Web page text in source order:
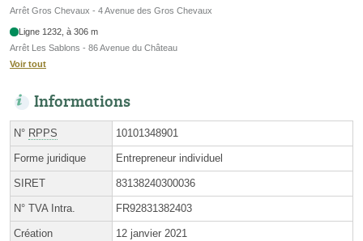
Arrêt Gros Chevaux - 4 Avenue des Gros Chevaux
Ligne 1232, à 306 m
Arrêt Les Sablons - 86 Avenue du Château
Voir tout
Informations
N° RPPS 10101348901
Forme juridique Entrepreneur individuel
SIRET 83138240300036
N° TVA Intra. FR92831382403
Création 12 janvier 2021